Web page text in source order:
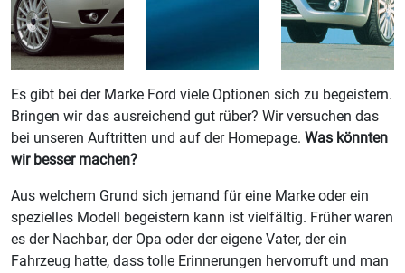
Es gibt bei der Marke Ford viele Optionen sich zu begeistern.
Bringen wir das ausreichend gut rüber? Wir versuchen das
bei unseren Auftritten und auf der Homepage. Was könnten
wir besser machen?
Aus welchem Grund sich jemand für eine Marke oder ein
spezielles Modell begeistern kann ist vielfältig. Früher waren
es der Nachbar, der Opa oder der eigene Vater, der ein
Fahrzeug hatte, dass tolle Erinnerungen hervorruft und man